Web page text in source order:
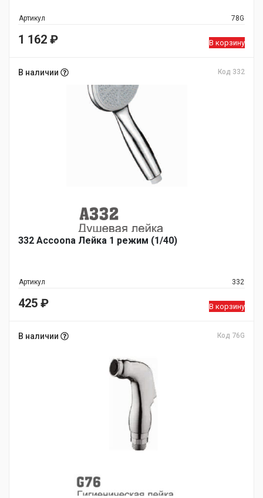
Артикул 78G
1 162 ₽ В корзину
В наличии Код 332
332 Accoona Лейка 1 режим (1/40)
Артикул 332
425 ₽ В корзину
В наличии Код 76G